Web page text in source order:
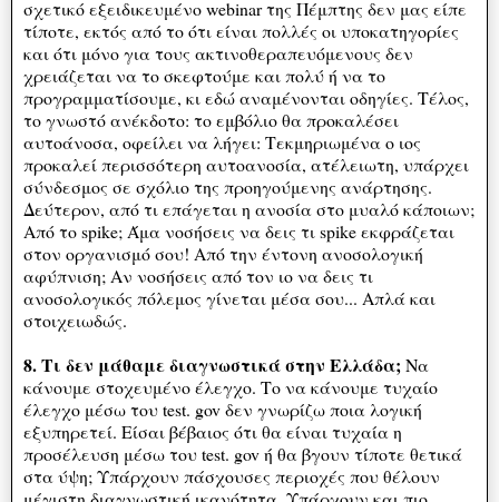
σχετικό εξειδικευμένο webinar της Πέμπτης δεν μας είπε
τίποτε, εκτός από το ότι είναι πολλές οι υποκατηγορίες
και ότι μόνο για τους ακτινοθεραπευόμενους δεν
χρειάζεται να το σκεφτούμε και πολύ ή να το
προγραμματίσουμε, κι εδώ αναμένονται οδηγίες. Τέλος,
το γνωστό ανέκδοτο: το εμβόλιο θα προκαλέσει
αυτοάνοσα, οφείλει να λήγει: Τεκμηριωμένα ο ιος
προκαλεί περισσότερη αυτοανοσία, ατέλειωτη, υπάρχει
σύνδεσμος σε σχόλιο της προηγούμενης ανάρτησης.
Δεύτερον, από τι επάγεται η ανοσία στο μυαλό κάποιων;
Από το spike; Άμα νοσήσεις να δεις τι spike εκφράζεται
στον οργανισμό σου! Από την έντονη ανοσολογική
αφύπνιση; Αν νοσήσεις από τον ιο να δεις τι
ανοσολογικός πόλεμος γίνεται μέσα σου... Απλά και
στοιχειωδώς.
8. Τι δεν μάθαμε διαγνωστικά στην Ελλάδα;Να
κάνουμε στοχευμένο έλεγχο. Το να κάνουμε τυχαίο
έλεγχο μέσω του test. gov δεν γνωρίζω ποια λογική
εξυπηρετεί. Είσαι βέβαιος ότι θα είναι τυχαία η
προσέλευση μέσω του test. gov ή θα βγουν τίποτε θετικά
στα ύψη; Υπάρχουν πάσχουσες περιοχές που θέλουν